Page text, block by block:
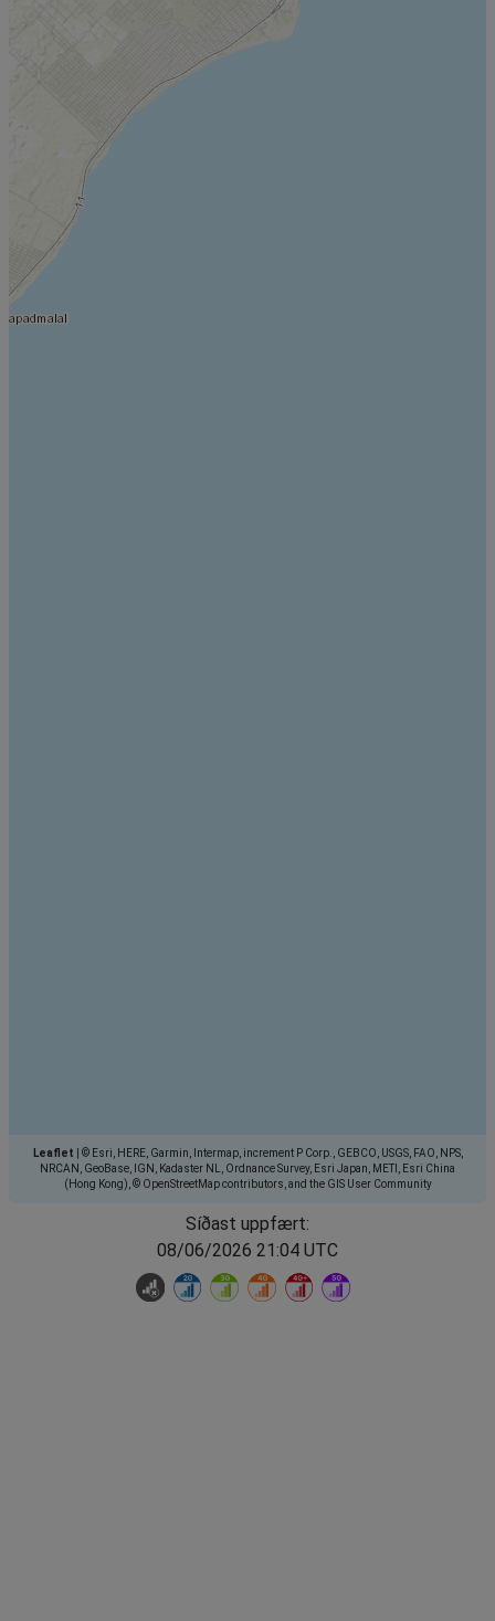
Leaflet
© Esri, HERE, Garmin, Intermap, increment P Corp., GEBCO, USGS, FAO, NPS,
NRCAN, GeoBase, IGN, Kadaster NL, Ordnance Survey, Esri Japan, METI, Esri China
(Hong Kong), © OpenStreetMap contributors, and the GIS User Community
Síðast uppfært:
08/06/2026 21:04 UTC